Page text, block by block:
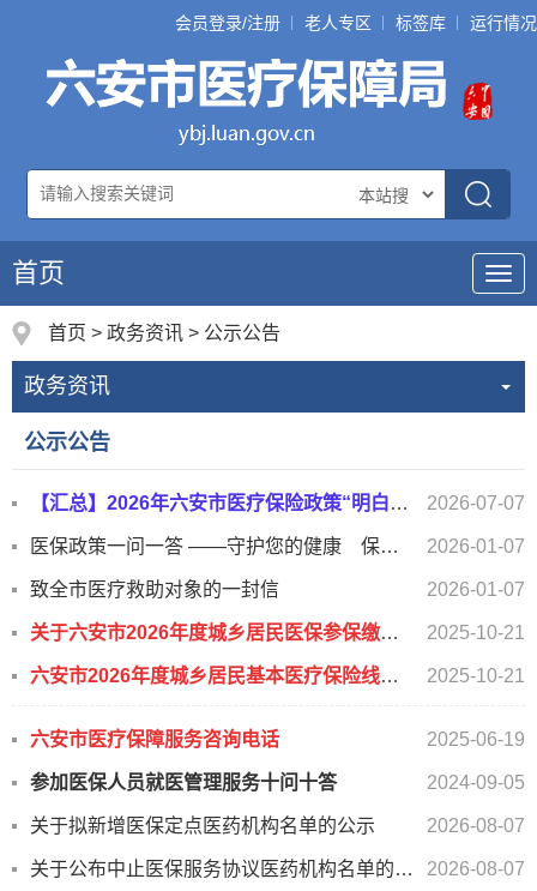
会员登录/注册 老人专区 标签库 运行情况
导
航
首页
首页 > 政务资讯 > 公示公告
政务资讯
公示公告
【汇总】2026年六安市医疗保险政策“明白纸” 2026-07-07
医保政策一问一答 ——守护您的健康 保障您的生活 2026-01-07
致全市医疗救助对象的一封信 2026-01-07
关于六安市2026年度城乡居民医保参保缴费系统上线公告 2025-10-21
六安市2026年度城乡居民基本医疗保险线上参保缴费操作指南 2025-10-21
六安市医疗保障服务咨询电话 2025-06-19
参加医保人员就医管理服务十问十答 2024-09-05
关于拟新增医保定点医药机构名单的公示 2026-08-07
关于公布中止医保服务协议医药机构名单的通告 2026-08-07